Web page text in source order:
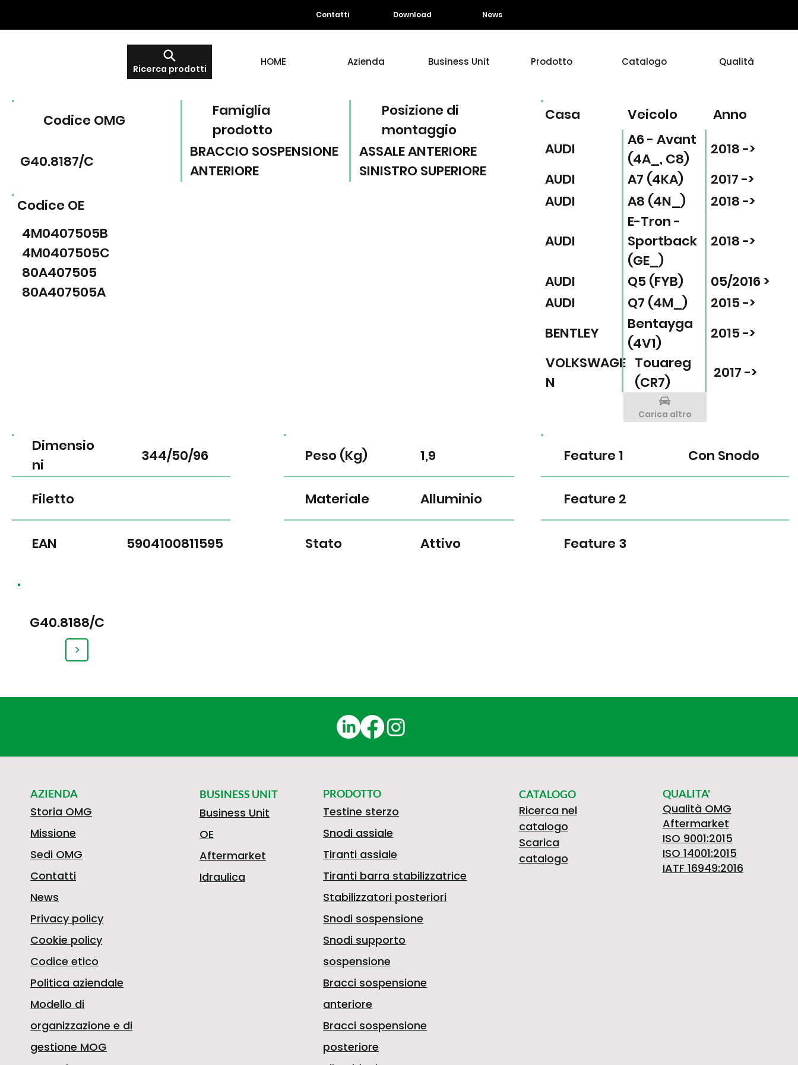
HOME Azienda Business Unit Prodotto Catalogo Qualità
Ricerca prodotti
G40.8188/C
>
Contatti Download News
EAN
Filetto
Dimensio
ni
5904100811595
344/50/96 Peso (Kg)
Materiale
Stato
1,9
Alluminio
Attivo
Feature 1
Feature 2
Feature 3
Con Snodo
Posizione di
montaggio
Famiglia
prodotto
Codice OMG
ASSALE ANTERIORE
SINISTRO SUPERIORE
BRACCIO SOSPENSIONE
ANTERIORE
G40.8187/C
Codice OE
4M0407505B
4M0407505C
80A407505
80A407505A
Veicolo Anno
Casa
AUDI
A6 - Avant
(4A_, C8)
2018 ->
AUDI
A7 (4KA)
2017 ->
AUDI
A8 (4N_) 2018 ->
AUDI
E-Tron -
Sportback
(GE_)
2018 ->
AUDI Q5 (FYB)
05/2016 >
AUDI
Q7 (4M_)
2015 ->
BENTLEY
Bentayga
(4V1)
2015 ->
VOLKSWAGE
N
Touareg
(CR7)
2017 ->
Carica altro
BUSINESS UNIT
Business Unit
OE
Aftermarket
Idraulica
PRODOTTO
Testine sterzo
Snodi assiale
Tiranti assiale
Tiranti barra stabilizzatrice
Stabilizzatori posteriori
Snodi sospensione
Snodi supporto
sospensione
Bracci sospensione
anteriore
Bracci sospensione
posteriore
CATALOGO
Ricerca nel
catalogo
Scarica
catalogo
QUALITA'
Qualità OMG
Aftermarket
ISO 9001:2015
ISO 14001:2015
IATF 16949:2016
AZIENDA
Storia OMG
Missione
Sedi OMG
Contatti
News
Privacy policy
Cookie policy
Codice etico
Politica aziendale
Modello di
organizzazione e di
gestione MOG